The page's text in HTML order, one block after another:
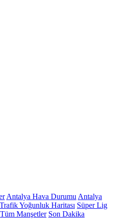
Antalya Hava Durumu Antalya
Yoğunluk Haritası Süper Lig
Tüm Manşetler Son Dakika